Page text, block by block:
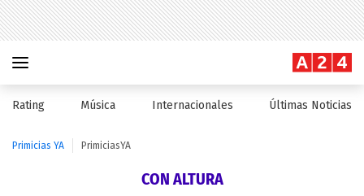
Rating Música Internacionales Últimas Noticias
Primicias YA PrimiciasYA
CON ALTURA